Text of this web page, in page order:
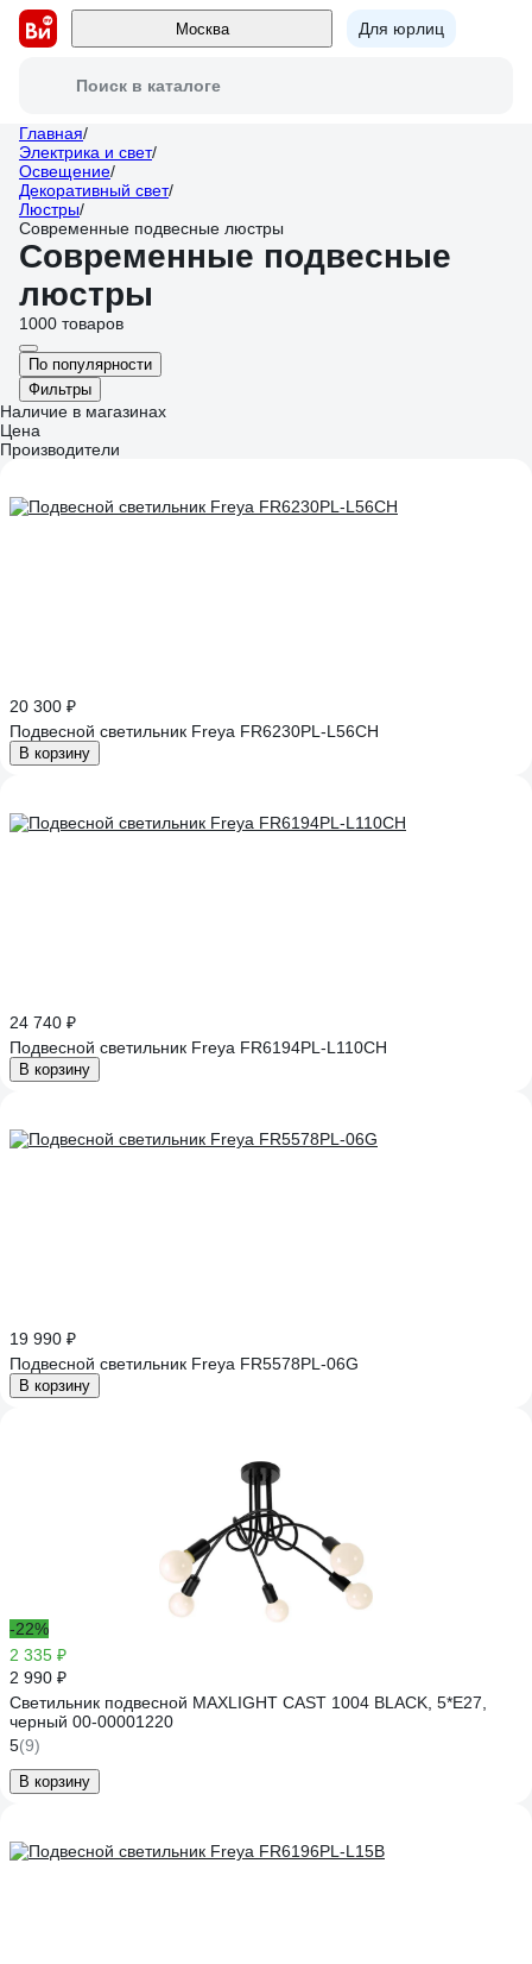
Москва Для юрлиц
Поиск в каталоге
Главная/
Электрика и свет/
Освещение/
Декоративный свет/
Люстры/
Современные подвесные люстры
Современные подвесные
люстры
1000 товаров
По популярности
Фильтры
Наличие в магазинах
Цена
Производители
20 300 ₽
Подвесной светильник Freya FR6230PL-L56CH
В корзину
24 740 ₽
Подвесной светильник Freya FR6194PL-L110CH
В корзину
19 990 ₽
Подвесной светильник Freya FR5578PL-06G
В корзину
-22%
2 335 ₽
2 990 ₽
Светильник подвесной MAXLIGHT CAST 1004 BLACK, 5*E27,
черный 00-00001220
5(9)
В корзину